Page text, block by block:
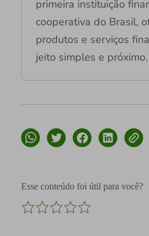
primeira instituição
cooperativa do Brasil,
produtos e serviços
jeito simples e próximo.
Esse conteúdo foi útil para você?